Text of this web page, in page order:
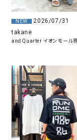
NEW
2026/07/31
takane
and Quarter イオンモール